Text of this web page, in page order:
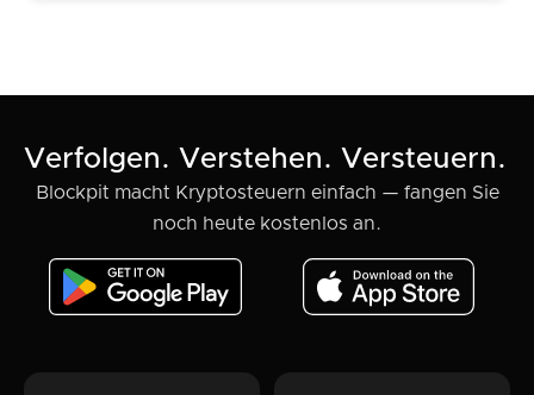
Verfolgen. Verstehen. Versteuern.
Blockpit macht Kryptosteuern einfach — fangen Sie
noch heute kostenlos an.